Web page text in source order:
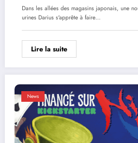
Dans les allées des magasins japonais, une
urines Darius s'apprête à faire…
Lire la suite
News